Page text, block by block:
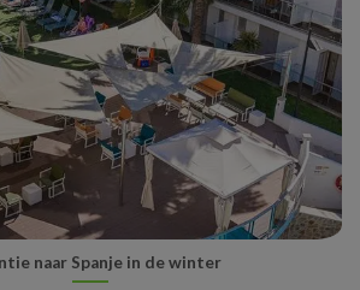
naar Spanje in de winter